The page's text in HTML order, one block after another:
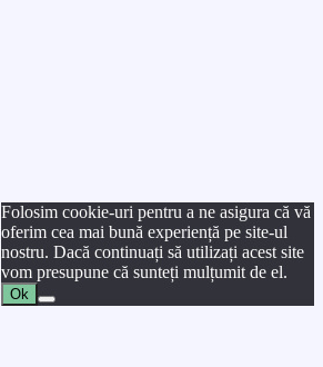
Folosim cookie-uri pentru a ne asigura că vă
oferim cea mai bună experiență pe site-ul
nostru. Dacă continuați să utilizați acest site
vom presupune că sunteți mulțumit de el.
Ok